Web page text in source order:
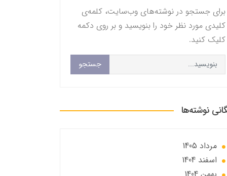
برای جستجو در نوشته‌های وب‌سایت، کلمه‌ی
کلیدی مورد نظر خود را بنویسید و بر روی دکمه
کلیک کنید.
جستجو
نوشته‌ها
مرداد 1405
اسفند 1404